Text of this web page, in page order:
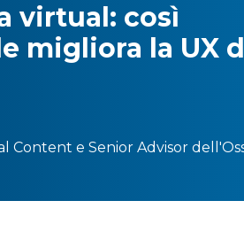
virtual: così
migliora la UX
Content e Senior Advisor dell'